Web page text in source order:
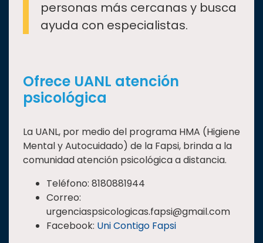
personas más cercanas y busca
ayuda con especialistas.
Ofrece UANL atención
psicológica
La UANL, por medio del programa HMA (Higiene
Mental y Autocuidado) de la Fapsi, brinda a la
comunidad atención psicológica a distancia.
Teléfono: 8180881944
Correo:
urgenciaspsicologicas.fapsi@gmail.com
Facebook: Uni Contigo Fapsi